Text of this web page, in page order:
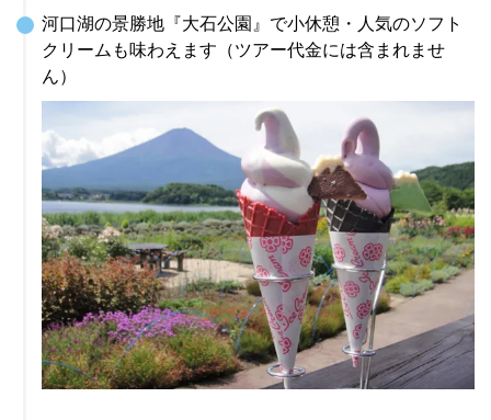
河口湖の景勝地『大石公園』で小休憩・人気のソフト
クリームも味わえます（ツアー代金には含まれませ
ん）